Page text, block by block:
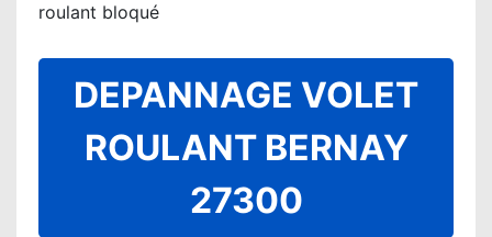
roulant bloqué
DEPANNAGE VOLET
ROULANT BERNAY
27300